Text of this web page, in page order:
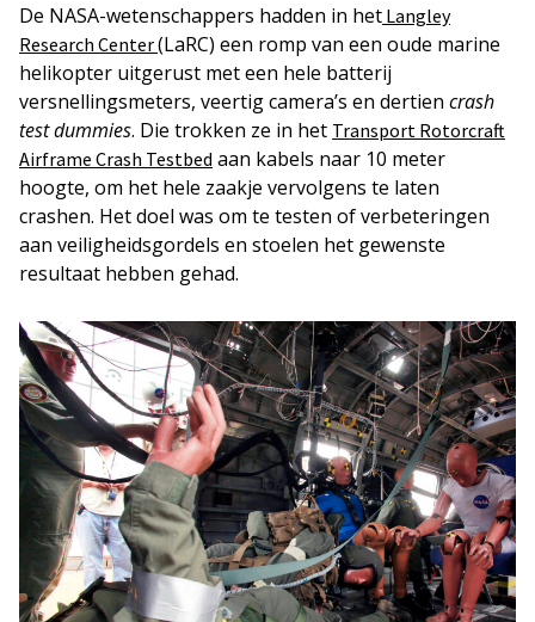
De NASA-wetenschappers hadden in het Langley
Research Center(LaRC) een romp van een oude marine
helikopter uitgerust met een hele batterij
versnellingsmeters, veertig camera’s en dertien crash
test dummies. Die trokken ze in het Transport Rotorcraft
Airframe Crash Testbed aan kabels naar 10 meter
hoogte, om het hele zaakje vervolgens te laten
crashen. Het doel was om te testen of verbeteringen
aan veiligheidsgordels en stoelen het gewenste
resultaat hebben gehad.